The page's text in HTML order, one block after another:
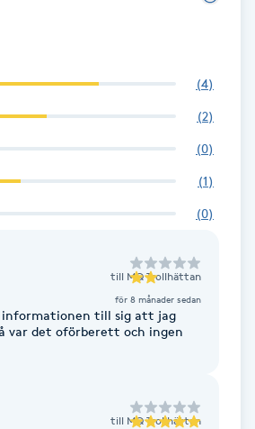
(4)
(2)
(0)
(1)
(0)
till MQ Trollhättan
för 8 månader sedan
till sig att jag
var det oförberett och ingen
till MQ Trollhättan